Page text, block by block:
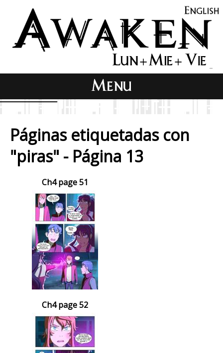
Páginas etiquetadas con
"piras" - Página 13
Ch4 page 51
Ch4 page 52